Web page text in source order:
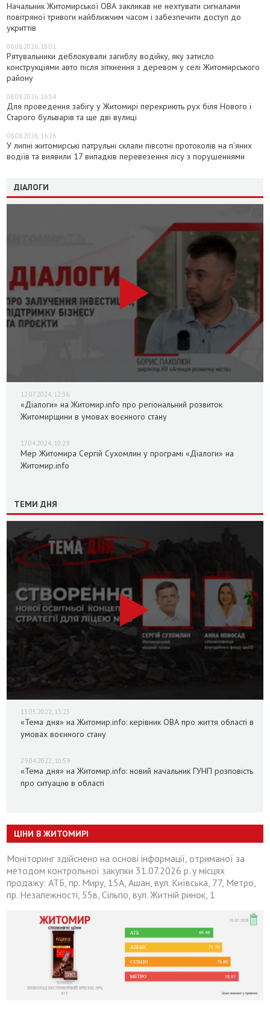
Начальник Житомирської ОВА закликав не нехтувати сигналами
повітряної тривоги найближчим часом і забезпечити доступ до
укриттів
08.08.2026, 18:01
Рятувальники деблокували загиблу водійку, яку затисло
конструкціями авто після зіткнення з деревом у селі Житомирського
району
08.08.2026, 16:54
Для проведення забігу у Житомирі перекриють рух біля Нового і
Старого бульварів та ще дві вулиці
08.08.2026, 16:26
У липні житомирські патрульні склали півсотні протоколів на пʼяних
водіїв та виявили 17 випадків перевезення лісу з порушеннями
ДІАЛОГИ
12.07.2024, 12:36
«Діалоги» на Житомир.info про регіональний розвиток
Житомирщини в умовах воєнного стану
17.04.2024, 10:29
Мер Житомира Сергій Сухомлин у програмі «Діалоги» на
Житомир.info
ТЕМИ ДНЯ
13.05.2022, 13:25
«Тема дня» на Житомир.info: керівник ОВА про життя області в
умовах воєнного стану
29.04.2022, 10:59
«Тема дня» на Житомир.info: новий начальник ГУНП розповість
про ситуацію в області
ЦІНИ В ЖИТОМИРІ
Моніторинг здійснено на основі інформації, отриманої за
методом контрольної закупки 31.07.2026 р. у місцях
продажу: АТБ, пр. Миру, 15А, Ашан, вул. Київська, 77, Метро,
пр. Незалежності, 55в, Сільпо, вул. Житній ринок, 1